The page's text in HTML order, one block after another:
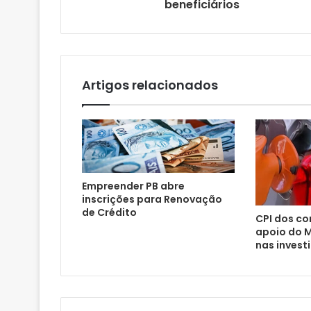
m
beneficiários
Artigos relacionados
Empreender PB abre
inscrições para Renovação
de Crédito
CPI dos
apoio do
nas